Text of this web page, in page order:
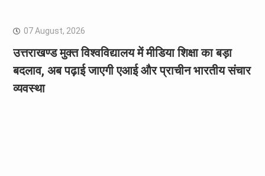
07 August, 2026
उत्तराखण्ड मुक्त विश्वविद्यालय में मीडिया शिक्षा का बड़ा
बदलाव, अब पढ़ाई जाएगी एआई और प्राचीन भारतीय संचार
व्यवस्था